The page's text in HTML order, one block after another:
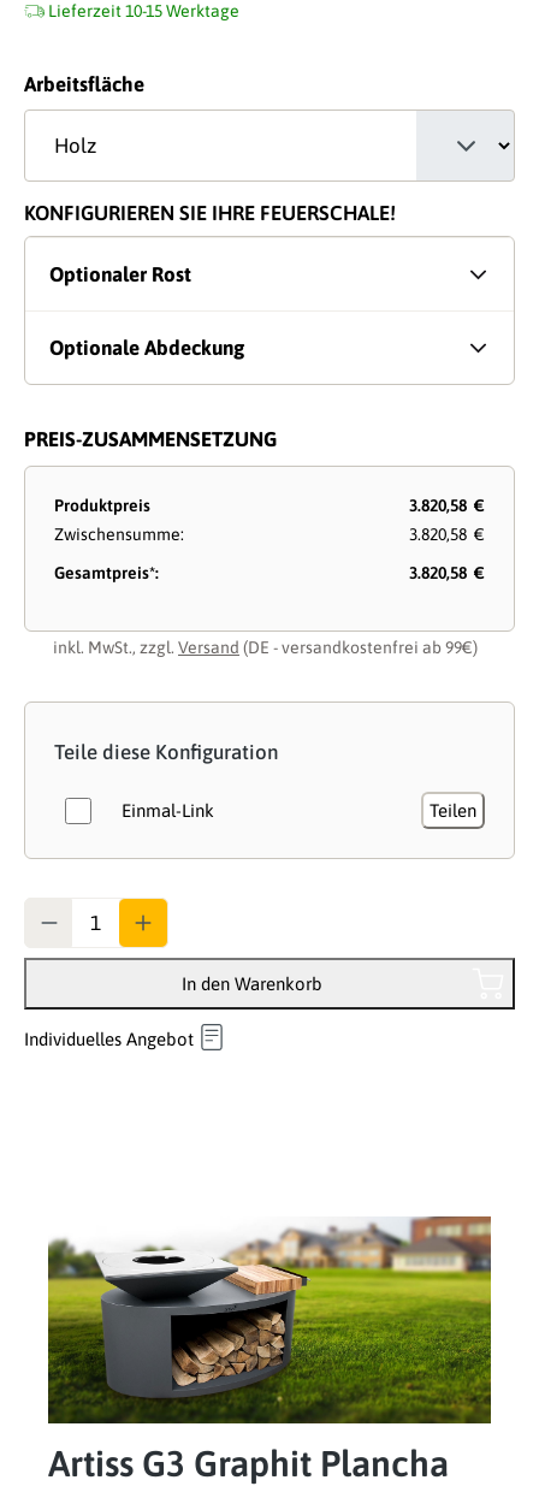
Lieferzeit 10-15 Werktage
Arbeitsflächeauswählen
KONFIGURIEREN SIE IHRE FEUERSCHALE!
Optionaler Rost
Optionale Abdeckung
PREIS-ZUSAMMENSETZUNG
Produktpreis
3.820,58 €
Zwischensumme:
3.820,58 €
Gesamtpreis*:
3.820,58 €
inkl. MwSt., zzgl. Versand (DE - versandkostenfrei ab 99€)
Teile diese Konfiguration
Einmal-Link Teilen
In den Warenkorb
Individuelles Angebot
Artiss G3 Graphit Plancha